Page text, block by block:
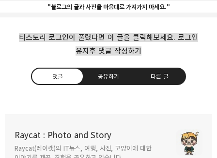
"블로그의 글과 사진을 마음대로 가져가지 마세요."
티스토리 로그인이 풀렸다면 이 글을 클릭해보세요. 로그인
유지후 댓글 작성하기
댓글 공유하기 다른 글
Raycat : Photo and Story
Raycat(레이캣)의 IT뉴스, 여행, 사진, 고양이에 대한
구독하기 카카오톡
디스플레이 공개
2022.11.09